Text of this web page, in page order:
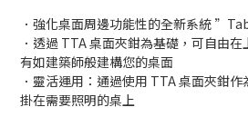
．強化桌面周邊功能性的全新系統
．透過 TTA 桌面夾鉗為基礎，可自由在
有如建築師般建構您的桌面
．靈活運用：通過使用 TTA 桌面夾鉗
掛在需要照明的桌上